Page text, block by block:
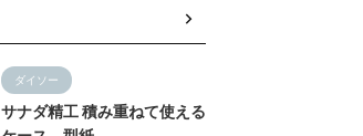
ダイソー
サナダ精工 積み重ねて使える